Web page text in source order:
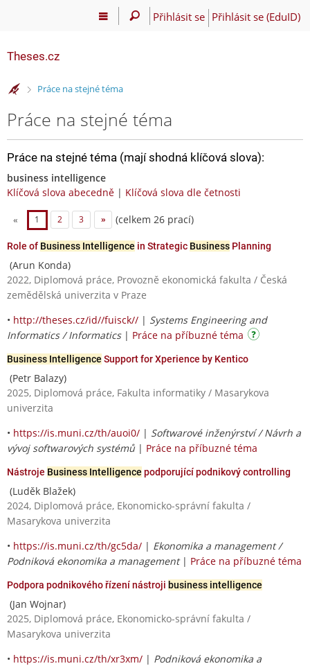
Přihlásit se Přihlásit se (EduID)
Theses.cz
>Práce na stejné téma
Práce na stejné téma
Práce na stejné téma (mají shodná klíčová slova):
business intelligence
Klíčová slova abecedně | Klíčová slova dle četnosti
« 1 2 3 » (celkem 26 prací)
Role of Business Intelligence in Strategic Business Planning
(Arun Konda)
2022, Diplomová práce, Provozně ekonomická fakulta / Česká
zemědělská univerzita v Praze
• http://theses.cz/id//fuisck// | Systems Engineering and
Informatics / Informatics| Práce na příbuzné téma
Business Intelligence Support for Xperience by Kentico
(Petr Balazy)
2025, Diplomová práce, Fakulta informatiky / Masarykova
univerzita
• https://is.muni.cz/th/auoi0/ | Softwarové inženýrství / Návrh a
vývoj softwarových systémů | Práce na příbuzné téma
Nástroje Business Intelligence podporující podnikový controlling
(Luděk Blažek)
2024, Diplomová práce, Ekonomicko-správní fakulta /
Masarykova univerzita
• https://is.muni.cz/th/gc5da/ | Ekonomika a management /
Podniková ekonomika a management| Práce na příbuzné téma
Podpora podnikového řízení nástroji business intelligence
(Jan Wojnar)
2025, Diplomová práce, Ekonomicko-správní fakulta /
Masarykova univerzita
• https://is.muni.cz/th/xr3xm/ | Podniková ekonomika a